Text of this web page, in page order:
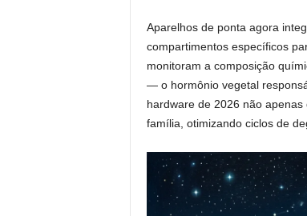
Aparelhos de ponta agora
compartimentos específicos
monitoram a composição
— o hormônio vegetal
hardware de 2026 não
família, otimizando ciclos de